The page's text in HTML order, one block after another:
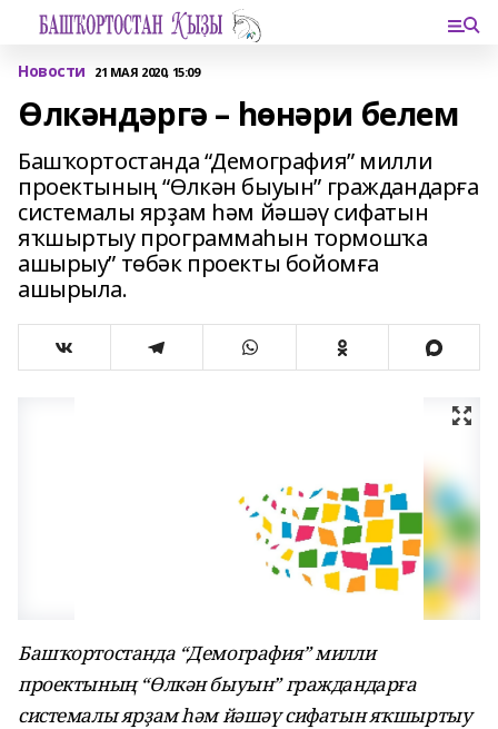
Новости 21 МАЯ 2020, 15:09
Өлкәндәргә – һөнәри белем
Башҡортостанда “Демография” милли
проектының “Өлкән быуын” граждандарға
системалы ярҙам һәм йәшәү сифатын
яҡшыртыу программаһын тормошҡа
ашырыу” төбәк проекты бойомға
ашырыла.
Башҡортостанда “Демография” милли
проектының “Өлкән быуын” граждандарға
системалы ярҙам һәм йәшәү сифатын яҡшыртыу